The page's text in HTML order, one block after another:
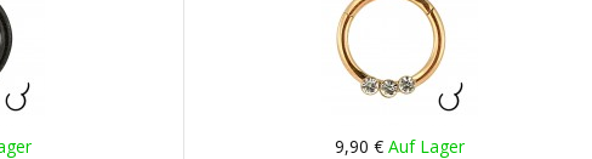
9,90 €Auf Lager